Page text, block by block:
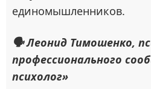
единомышленников.
🗣 Леонид Тимошенко,
профессионального
психолог»